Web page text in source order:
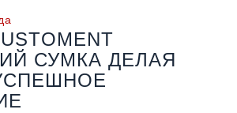
СУМКА ДЕЛАЯ